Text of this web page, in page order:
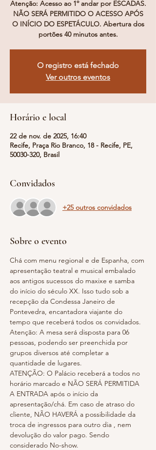
Atenção: Acesso ao 1º andar por ESCADAS.
NÃO SERÁ PERMITIDO O ACESSO APÓS
O INÍCIO DO ESPETÁCULO. Abertura dos
portões 40 minutos antes.
O registro está fechado
Ver outros eventos
Horário e local
22 de nov. de 2025, 16:40
Recife, Praça Rio Branco, 18 - Recife, PE,
50030-320, Brasil
Convidados
+25 outros convidados
Sobre o evento
Chá com menu regional e de Espanha, com
apresentação teatral e musical embalado
aos antigos sucessos do maxixe e samba
do início do século XX. Isso tudo sob a
recepção da Condessa Janeiro de
Pontevedra, encantadora viajante do
tempo que receberá todos os convidados.
Atenção: A mesa será disposta para 06
pessoas, podendo ser preenchida por
grupos diversos até completar a
quantidade de lugares.
ATENÇÃO: O Palácio receberá a todos no
horário marcado e NÃO SERÁ PERMITIDA
A ENTRADA após o início da
apresentação/chá. Em caso de atraso do
cliente, NÃO HAVERÁ a possibilidade da
troca de ingressos para outro dia , nem
devolução do valor pago. Sendo
considerado No-show.